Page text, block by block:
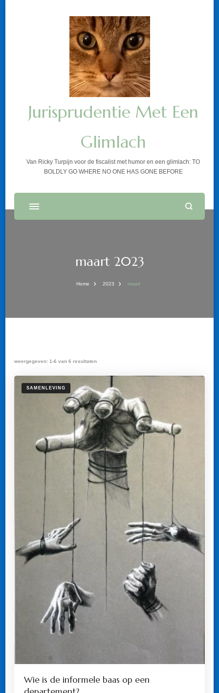
Jurisprudentie Met Een
Glimlach
Van Ricky Turpijn voor de fiscalist met humor en een glimlach: TO
BOLDLY GO WHERE NO ONE HAS GONE BEFORE
maart 2023
Home 2023 maart
weergegeven: 1-6 van 6 resultaten
SAMENLEVING
Wie is de informele baas op een